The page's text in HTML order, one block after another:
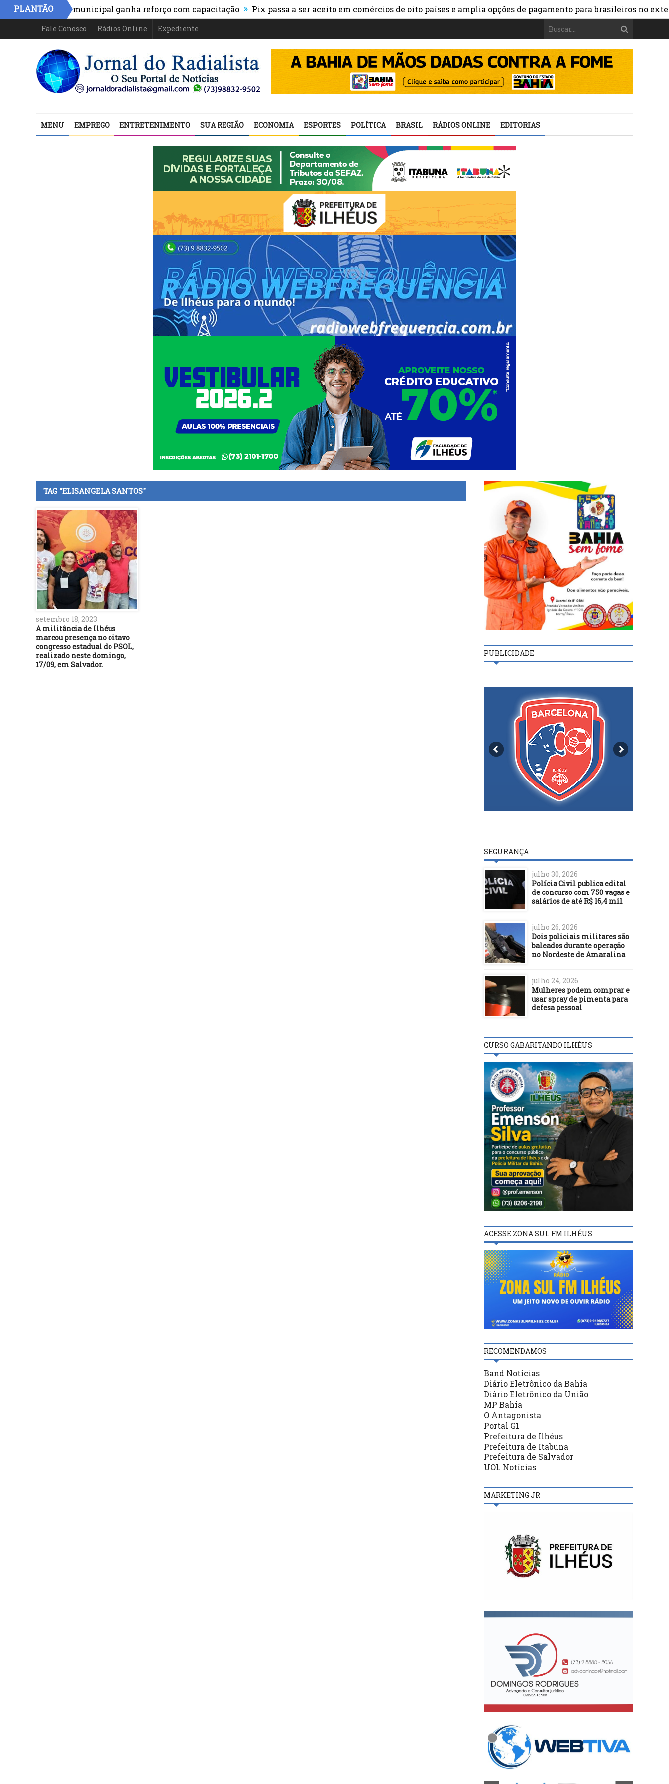
PLANTÃO
da rede municipal ganha reforço com capacitação » Pix passa a ser aceito em comércios de oito países e amplia opções de pagamento para brasileiros no exterior »
Fale Conosco Rádios Online Expediente
MENU EMPREGO ENTRETENIMENTO SUA REGIÃO ECONOMIA ESPORTES POLÍTICA BRASIL RÁDIOS ONLINE EDITORIAS
TAG "ELISANGELA SANTOS"
setembro 18, 2023
A militância de Ilhéus
marcou presença no oitavo
congresso estadual do PSOL,
realizado neste domingo,
17/09, em Salvador.
PUBLICIDADE
SEGURANÇA
julho 30, 2026
Polícia Civil publica edital
de concurso com 750 vagas e
salários de até R$ 16,4 mil
julho 26, 2026
Dois policiais militares são
baleados durante operação
no Nordeste de Amaralina
julho 24, 2026
Mulheres podem comprar e
usar spray de pimenta para
defesa pessoal
CURSO GABARITANDO ILHÉUS
ACESSE ZONA SUL FM ILHÉUS
RECOMENDAMOS
Band Notícias
Diário Eletrônico da Bahia
Diário Eletrônico da União
MP Bahia
O Antagonista
Portal G1
Prefeitura de Ilhéus
Prefeitura de Itabuna
Prefeitura de Salvador
UOL Notícias
MARKETING JR